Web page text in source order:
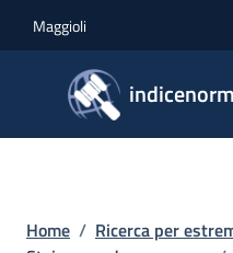
Maggioli
Briciole di
Home / Ricerca per